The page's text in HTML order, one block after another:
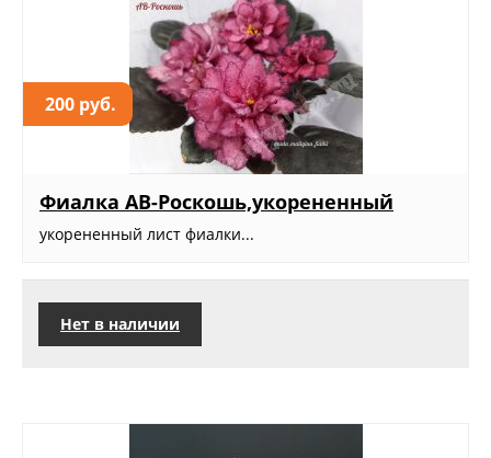
200 руб.
Фиалка АВ-Роскошь,укорененный
укорененный лист фиалки...
Нет в наличии